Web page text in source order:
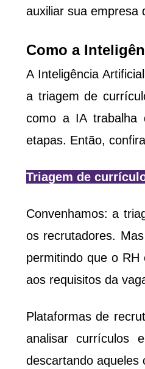
auxiliar sua empresa
Como a
A Inteligência
a triagem de
como a IA trabalha
etapas. Então,
Triagem de
Convenhamos: a
os recrutadores.
permitindo que o
aos requisitos da
Plataformas de
analisar currículos
descartando aqueles